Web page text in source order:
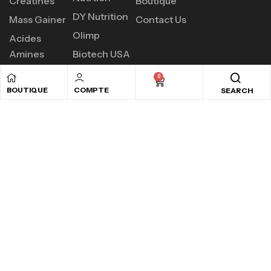
BOUTIQUE COMPTE
0
SEARCH
Mass Gainer
Acides
Amines
DY Nutrition
Olimp
Biotech USA
Contact Us